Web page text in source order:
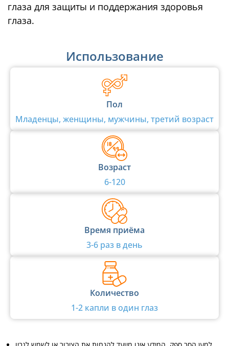
глаза для защиты и поддержания здоровья
глаза.
Использование
Пол
Младенцы, женщины, мужчины, третий возраст
Возраст
6-120
Время приёма
3-6 раз в день
Количество
1-2 капли в один глаз